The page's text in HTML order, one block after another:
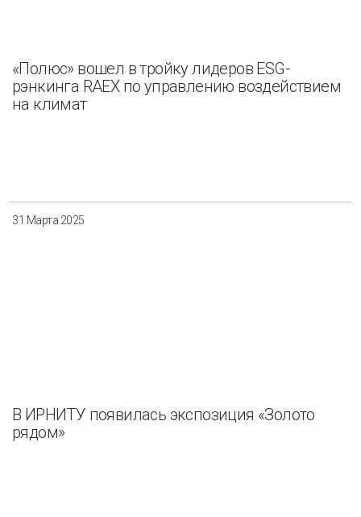
«Полюс» вошел в тройку лидеров ESG-
рэнкинга RAEX по управлению воздействием
на климат
31 Марта 2025
В ИРНИТУ появилась экспозиция «Золото
рядом»